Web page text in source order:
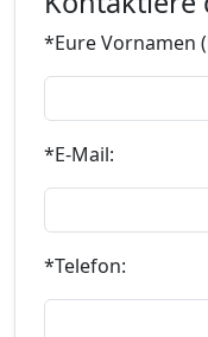
*Eure Vornamen
*E-Mail:
*Telefon: